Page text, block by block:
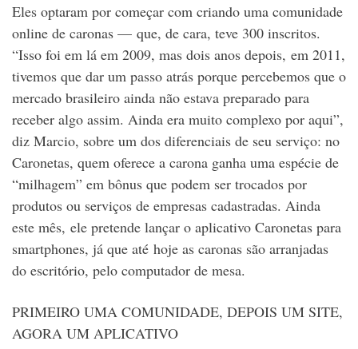
Eles optaram por começar com criando uma comunidade
online de caronas — que, de cara, teve 300 inscritos.
“Isso foi em lá em 2009, mas dois anos depois, em 2011,
tivemos que dar um passo atrás porque percebemos que o
mercado brasileiro ainda não estava preparado para
receber algo assim. Ainda era muito complexo por aqui”,
diz Marcio, sobre um dos diferenciais de seu serviço: no
Caronetas, quem oferece a carona ganha uma espécie de
“milhagem” em bônus que podem ser trocados por
produtos ou serviços de empresas cadastradas. Ainda
este mês, ele pretende lançar o aplicativo Caronetas para
smartphones, já que até hoje as caronas são arranjadas
do escritório, pelo computador de mesa.
PRIMEIRO UMA COMUNIDADE, DEPOIS UM SITE,
AGORA UM APLICATIVO